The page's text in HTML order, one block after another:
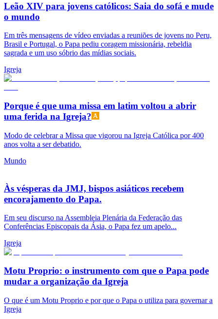
Leão XIV para jovens católicos: Saia do sofá e mude
o mundo
Em três mensagens de vídeo enviadas a reuniões de jovens no Peru,
Brasil e Portugal, o Papa pediu coragem missionária, rebeldia
sagrada e um uso sóbrio das mídias sociais.
Igreja
Porque é que uma missa em latim voltou a abrir
uma ferida na Igreja?
Modo de celebrar a Missa que vigorou na Igreja Católica por 400
anos volta a ser debatido.
Mundo
Às vésperas da JMJ, bispos asiáticos recebem
encorajamento do Papa.
Em seu discurso na Assembleia Plenária da Federação das
Conferências Episcopais da Ásia, o Papa fez um apelo...
Igreja
Motu Proprio: o instrumento com que o Papa pode
mudar a organização da Igreja
O que é um Motu Proprio e por que o Papa o utiliza para governar a
Igreja